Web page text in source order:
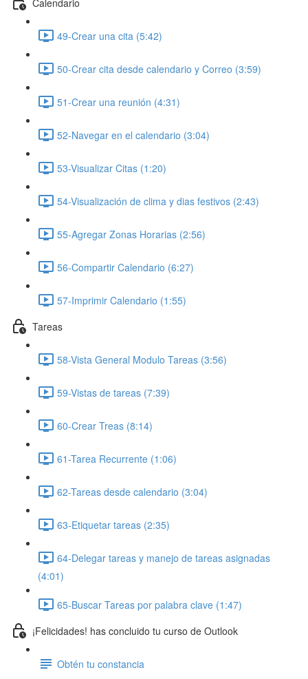
49-Crear una cita (5:42)
50-Crear cita desde calendario y Correo (3:59)
51-Crear una reunión (4:31)
52-Navegar en el calendario (3:04)
53-Visualizar Citas (1:20)
54-Visualización de clima y dias festivos (2:43)
55-Agregar Zonas Horarias (2:56)
56-Compartir Calendario (6:27)
57-Imprimir Calendario (1:55)
Tareas
58-Vista General Modulo Tareas (3:56)
59-Vistas de tareas (7:39)
60-Crear Treas (8:14)
61-Tarea Recurrente (1:06)
62-Tareas desde calendario (3:04)
63-Etiquetar tareas (2:35)
64-Delegar tareas y manejo de tareas asignadas
(4:01)
65-Buscar Tareas por palabra clave (1:47)
¡Felicidades! has concluido tu curso de Outlook
Obtén tu constancia